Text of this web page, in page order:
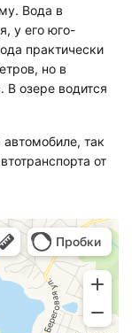
Вода в
у его юго-
практически
но в
В озере водится
так
от